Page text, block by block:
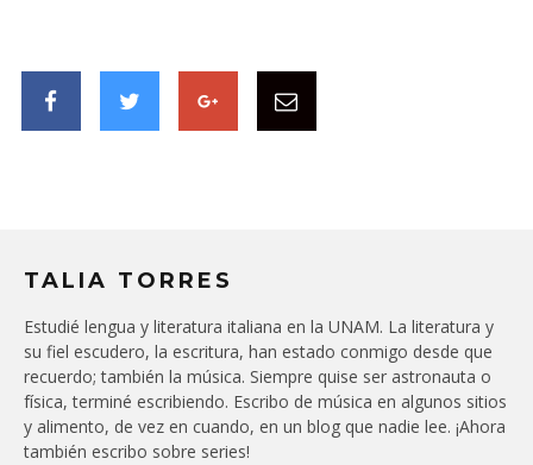
TALIA TORRES
Estudié lengua y literatura italiana en la UNAM. La literatura y
su fiel escudero, la escritura, han estado conmigo desde que
recuerdo; también la música. Siempre quise ser astronauta o
física, terminé escribiendo. Escribo de música en algunos sitios
y alimento, de vez en cuando, en un blog que nadie lee. ¡Ahora
también escribo sobre series!